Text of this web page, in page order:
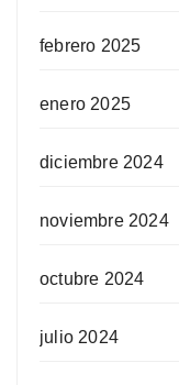
febrero 2025
enero 2025
diciembre 2024
noviembre 2024
octubre 2024
julio 2024